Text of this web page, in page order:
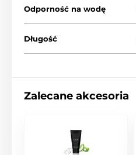
Odporność na wodę
Długość
Zalecane akcesoria